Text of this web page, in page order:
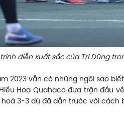
diễn xuất sắc của Trí Dũng
2023 vẫn có những ngôi sao
Hoa Quahaco đưa trận
3-3 dù đã dẫn trước với cách